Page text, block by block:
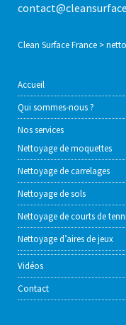
Clean Surface France >
Accueil
Qui sommes-nous ?
Nos services
Nettoyage de moquettes
Nettoyage de carrelages
Nettoyage de sols
Nettoyage de courts de
Nettoyage d’aires de jeux
Vidéos
Contact